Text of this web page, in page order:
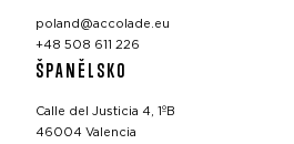
poland@accolade.eu
+48 508 611 226
ŠPANĚLSKO
Calle del Justicia 4, 1ºB
46004 Valencia